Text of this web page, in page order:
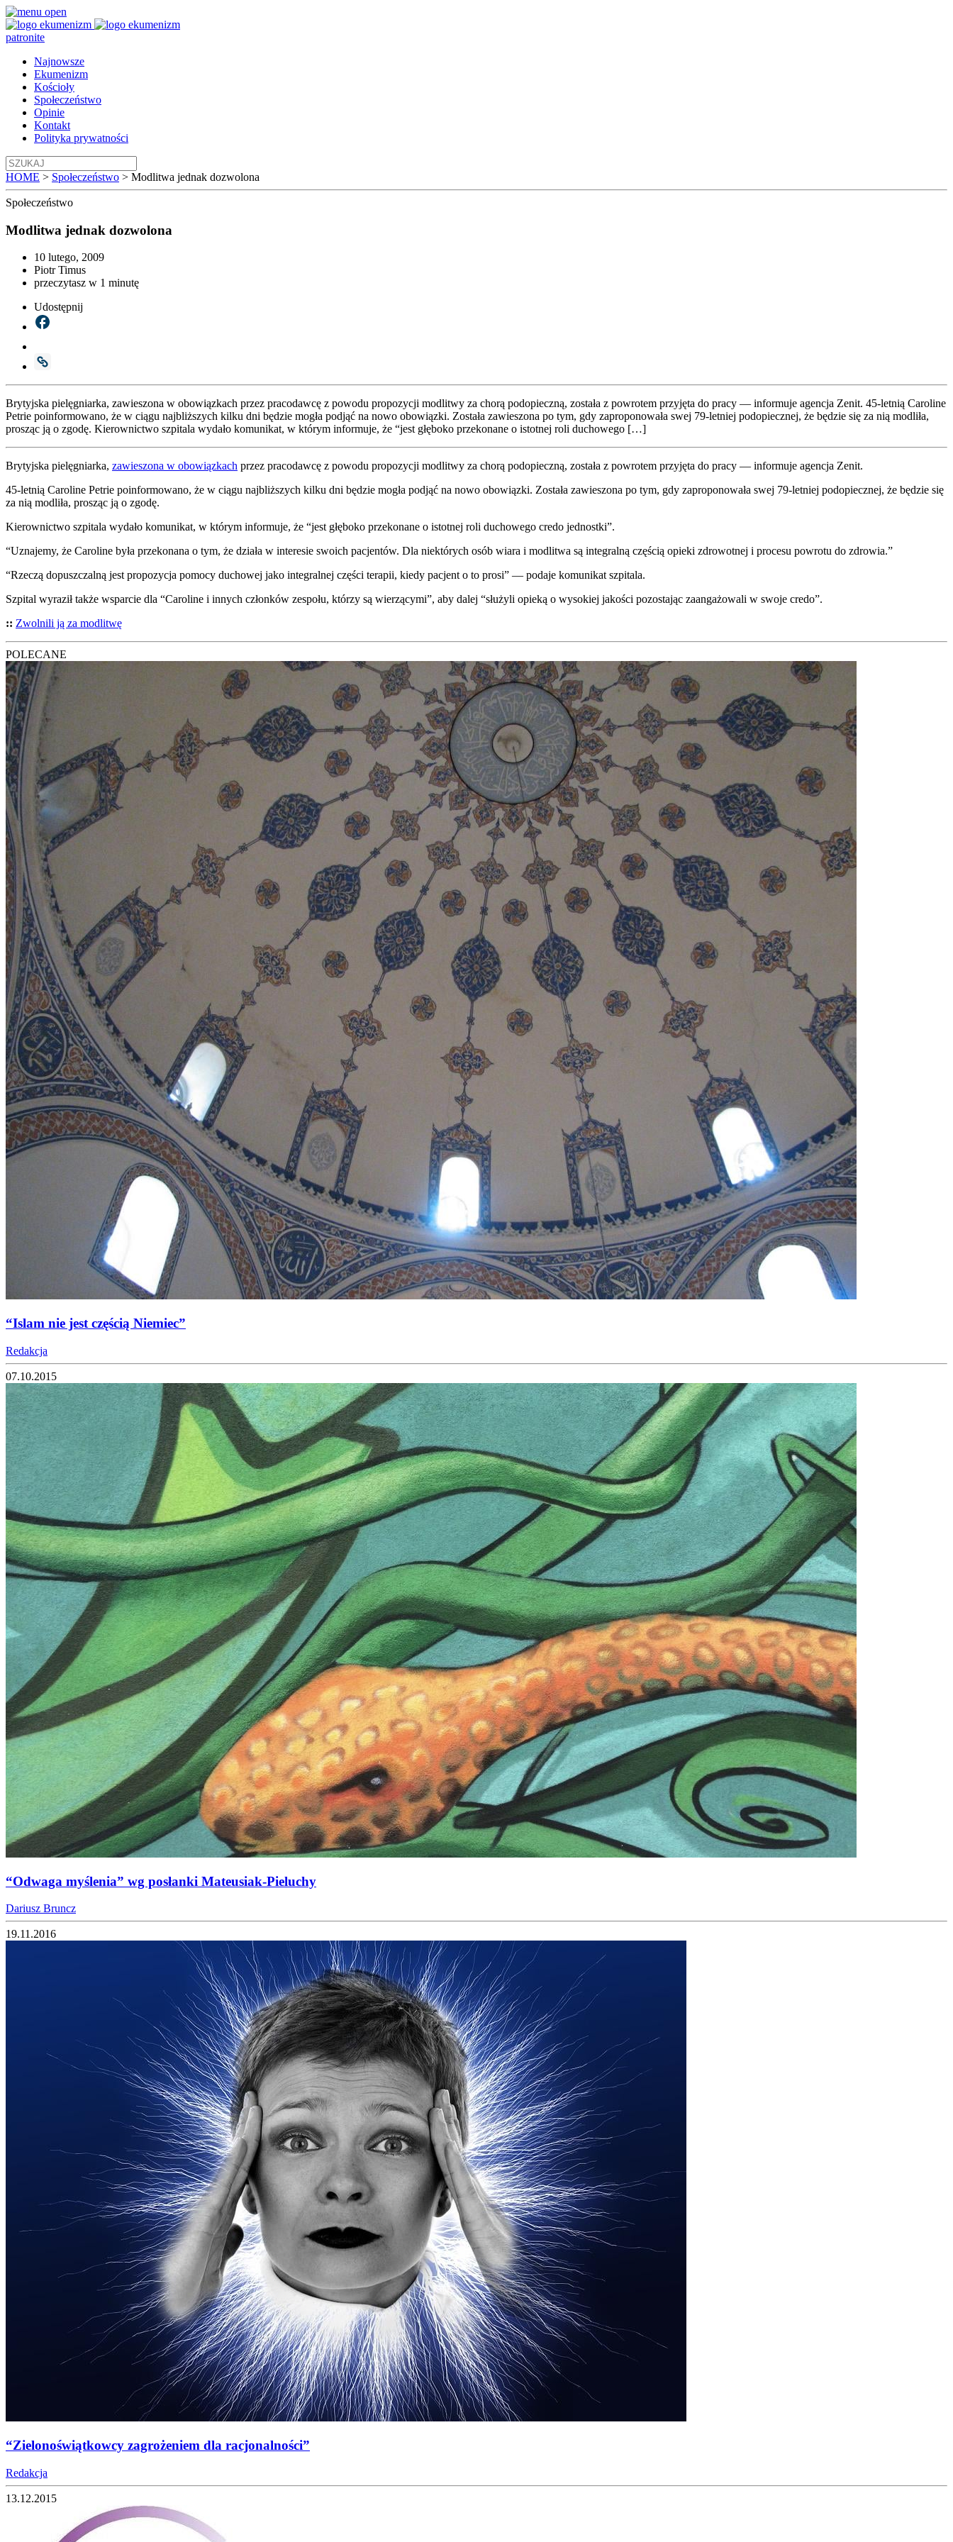
patronite
Najnowsze
Ekumenizm
Kościoły
Społeczeństwo
Opinie
Kontakt
Polityka prywatności
HOME > Społeczeństwo > Modlitwa jednak dozwolona
Społeczeństwo
Modlitwa jednak dozwolona
10 lutego, 2009
Piotr Timus
przeczytasz w 1 minutę
Udostępnij
Bry­tyj­ska pie­lę­gniar­ka, zawie­szo­na w obo­wiąz­kach przez pra­co­daw­cę z powo­du pro­po­zy­cji modli­twy za cho­rą pod­opiecz­ną, zosta­ła z powro­tem przy­ję­ta do pra­cy — infor­mu­je agen­cja Zenit. 45-let­nią Caro­li­ne
Petrie poin­for­mo­wa­no, że w cią­gu naj­bliż­szych kil­ku dni będzie mogła pod­jąć na nowo obo­wiąz­ki. Zosta­ła zawie­szo­na po tym, gdy zapro­po­no­wa­ła swej 79-let­niej pod­opiecz­nej, że będzie się za nią modli­ła,
pro­sząc ją o zgo­dę. Kie­row­nic­two szpi­ta­la wyda­ło komu­ni­kat, w któ­rym infor­mu­je, że “jest głę­bo­ko prze­ko­na­ne o istot­nej roli ducho­we­go […]
Bry­tyj­ska pie­lę­gniar­ka, zawie­szo­na w obo­wiąz­kach przez pra­co­daw­cę z powo­du pro­po­zy­cji modli­twy za cho­rą pod­opiecz­ną, zosta­ła z powro­tem przy­ję­ta do pra­cy — infor­mu­je agen­cja Zenit.
45-let­nią Caro­li­ne Petrie poin­for­mo­wa­no, że w cią­gu naj­bliż­szych kil­ku dni będzie mogła pod­jąć na nowo obo­wiąz­ki. Zosta­ła zawie­szo­na po tym, gdy zapro­po­no­wa­ła swej 79-let­niej pod­opiecz­nej, że będzie się
za nią modli­ła, pro­sząc ją o zgo­dę.
Kie­row­nic­two szpi­ta­la wyda­ło komu­ni­kat, w któ­rym infor­mu­je, że “jest głę­bo­ko prze­ko­na­ne o istot­nej roli ducho­we­go cre­do jed­nost­ki”.
“Uzna­je­my, że Caro­li­ne była prze­ko­na­na o tym, że dzia­ła w inte­re­sie swo­ich pacjen­tów. Dla nie­któ­rych osób wia­ra i modli­twa są inte­gral­ną czę­ścią opie­ki zdro­wot­nej i pro­ce­su powro­tu do zdro­wia.”
“Rze­czą dopusz­czal­ną jest pro­po­zy­cja pomo­cy ducho­wej jako inte­gral­nej czę­ści tera­pii, kie­dy pacjent o to pro­si” — poda­je komu­ni­kat szpi­ta­la.
Szpi­tal wyra­ził tak­że wspar­cie dla “Caro­li­ne i innych człon­ków zespo­łu, któ­rzy są wie­rzą­cy­mi”, aby dalej “słu­ży­li opie­ką o wyso­kiej jako­ści pozo­sta­jąc zaan­ga­żo­wa­li w swo­je cre­do”.
:: Zwol­ni­li ją za modli­twę
POLECANE
“Islam nie jest częścią Niemiec”
Redakcja
07.10.2015
“Odwaga myślenia” wg posłanki Mateusiak-Pieluchy
Dariusz Bruncz
19.11.2016
“Zielonoświątkowcy zagrożeniem dla racjonalności”
Redakcja
13.12.2015